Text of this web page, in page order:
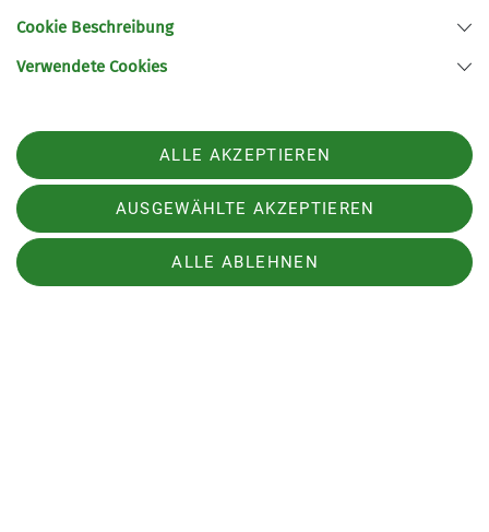
Programm.
Text: Markus Rebholz
Cookie Beschreibung
Verwendete Cookies
ALLE AKZEPTIEREN
AUSGEWÄHLTE AKZEPTIEREN
ALLE ABLEHNEN